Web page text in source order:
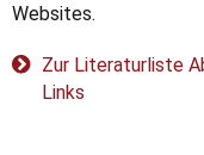
Websites.
Zur Literaturliste
Links